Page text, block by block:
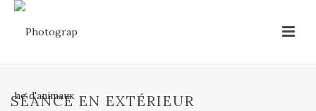
SÉANCE EN EXTÉRIEUR